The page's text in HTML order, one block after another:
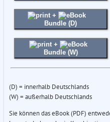
+
Bundle (D)
+
Bundle (W)
(D) = innerhalb Deutschlands
(W) = außerhalb Deutschlands
Sie können das eBook (PDF)